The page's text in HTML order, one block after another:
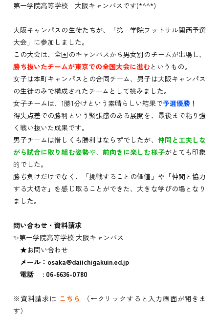
第一学院高等学校 大阪キャンパスです(*^^*)
大阪キャンパスの生徒たちが、「第一学院フットサル関西予選
大会」に参加しました。
この大会は、全国のキャンパスから男女別のチームが出場し、
勝ち抜いたチームが東京での全国大会に進むというもの。
女子は本町キャンパスとの合同チーム、男子は大阪キャンパス
の生徒のみで構成されたチームとして挑みました。
女子チームは、1勝1分けという素晴らしい結果で予選優勝！
得失点差での勝利という緊張感のある展開を、最後まで粘り強
く戦い抜いた成果です。
男子チームは惜しくも勝利はならずでしたが、 仲間と工夫しな
がら試合に取り組む姿勢や、 前向きに楽しむ様子がとても印象
的でした。
勝ち負けだけでなく、「挑戦することの価値」や「仲間と協力
する大切さ」を感じ取ることができた、大きな学びの場となり
ました。
問い合わせ・資料請求
✨第一学院高等学校 大阪キャンパス
★お問い合わせ
メール：osaka@daiichigakuin.ed.jp
電話 : 06-6636-0780
※資料請求は こちら
（←クリックすると入力画面が開きま
す）